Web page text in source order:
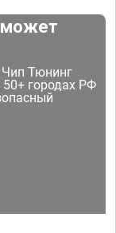
может
Чип Тюнинг
городах РФ